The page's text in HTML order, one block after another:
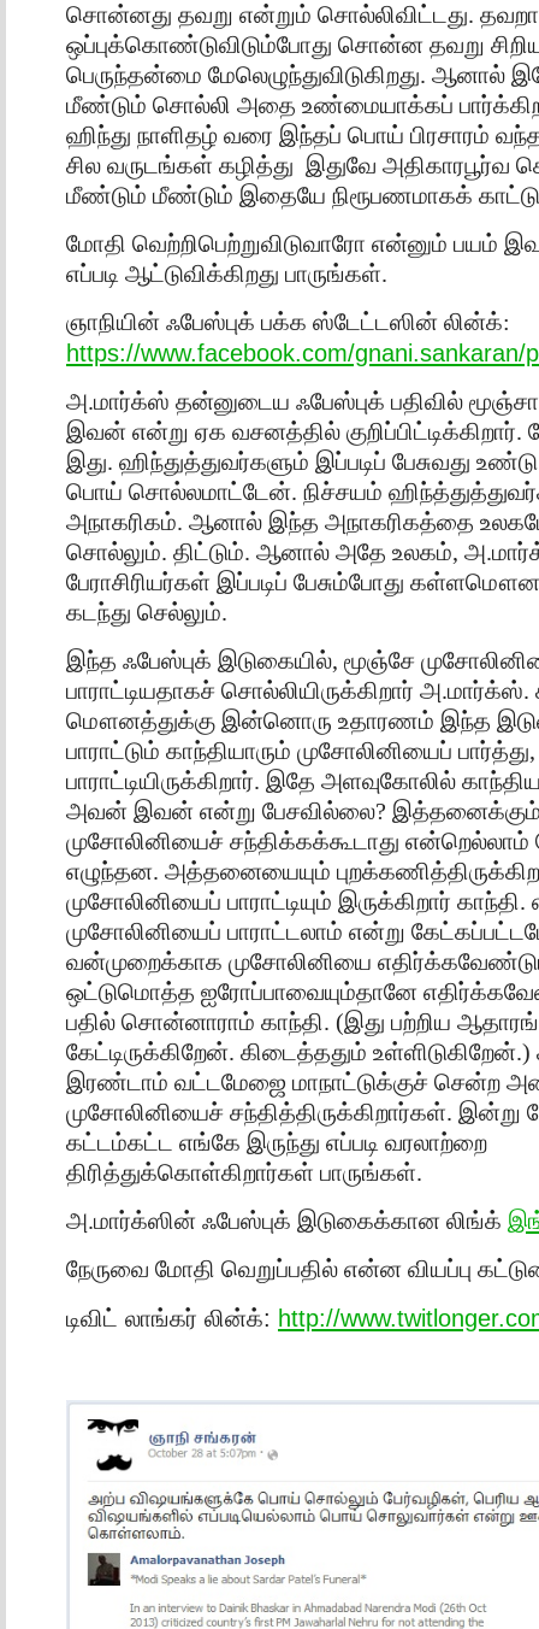
சொன்னது தவறு என்றும் சொல்லிவிட்டது.
ஒப்புக்கொண்டுவிடும்போது சொன்ன தவறு
பெருந்தன்மை மேலெழுந்துவிடுகிறது. ஆனால்
மீண்டும் சொல்லி அதை உண்மையாக்கப்
ஹிந்து நாளிதழ் வரை இந்தப் பொய் பிரசாரம்
சில வருடங்கள் கழித்து இதுவே அதிகாரபூர்வ
மீண்டும் மீண்டும் இதையே நிரூபணமாகக்
மோதி வெற்றிபெற்றுவிடுவாரோ என்னும் பயம்
எப்படி ஆட்டுவிக்கிறது பாருங்கள்.
ஞாநியின் ஃபேஸ்புக் பக்க ஸ்டேட்டஸின் லின்க்:
https://www.facebook.com/gnani.sankaran/
அ.மார்க்ஸ் தன்னுடைய ஃபேஸ்புக் பதிவில்
இவன் என்று ஏக வசனத்தில் குறிப்பிட்டிக்கிறார்.
இது. ஹிந்துத்துவர்களும் இப்படிப் பேசுவது
பொய் சொல்லமாட்டேன். நிச்சயம்
அநாகரிகம். ஆனால் இந்த அநாகரிகத்தை உலகமே
சொல்லும். திட்டும். ஆனால் அதே உலகம்,
பேராசிரியர்கள் இப்படிப் பேசும்போது
கடந்து செல்லும்.
இந்த ஃபேஸ்புக் இடுகையில், மூஞ்சே
பாராட்டியதாகச் சொல்லியிருக்கிறார்
மௌனத்துக்கு இன்னொரு உதாரணம் இந்த
பாராட்டும் காந்தியாரும் முசோலினியைப்
பாராட்டியிருக்கிறார். இதே அளவுகோலில்
அவன் இவன் என்று பேசவில்லை? இத்தனைக்கும்
முசோலினியைச் சந்திக்கக்கூடாது
எழுந்தன. அத்தனையையும்
முசோலினியைப் பாராட்டியும் இருக்கிறார் காந்தி.
முசோலினியைப் பாராட்டலாம் என்று
வன்முறைக்காக முசோலினியை
ஒட்டுமொத்த ஐரோப்பாவையும்தானே
பதில் சொன்னாராம் காந்தி. (இது பற்றிய
கேட்டிருக்கிறேன். கிடைத்ததும் உள்ளிடுகிறேன்.)
இரண்டாம் வட்டமேஜை மாநாட்டுக்குச் சென்ற
முசோலினியைச் சந்தித்திருக்கிறார்கள்.
கட்டம்கட்ட எங்கே இருந்து எப்படி வரலாற்றை
திரித்துக்கொள்கிறார்கள் பாருங்கள்.
அ.மார்க்ஸின் ஃபேஸ்புக் இடுகைக்கான லிங்க்
நேருவை மோதி வெறுப்பதில் என்ன வியப்பு
டிவிட் லாங்கர் லின்க்: http://